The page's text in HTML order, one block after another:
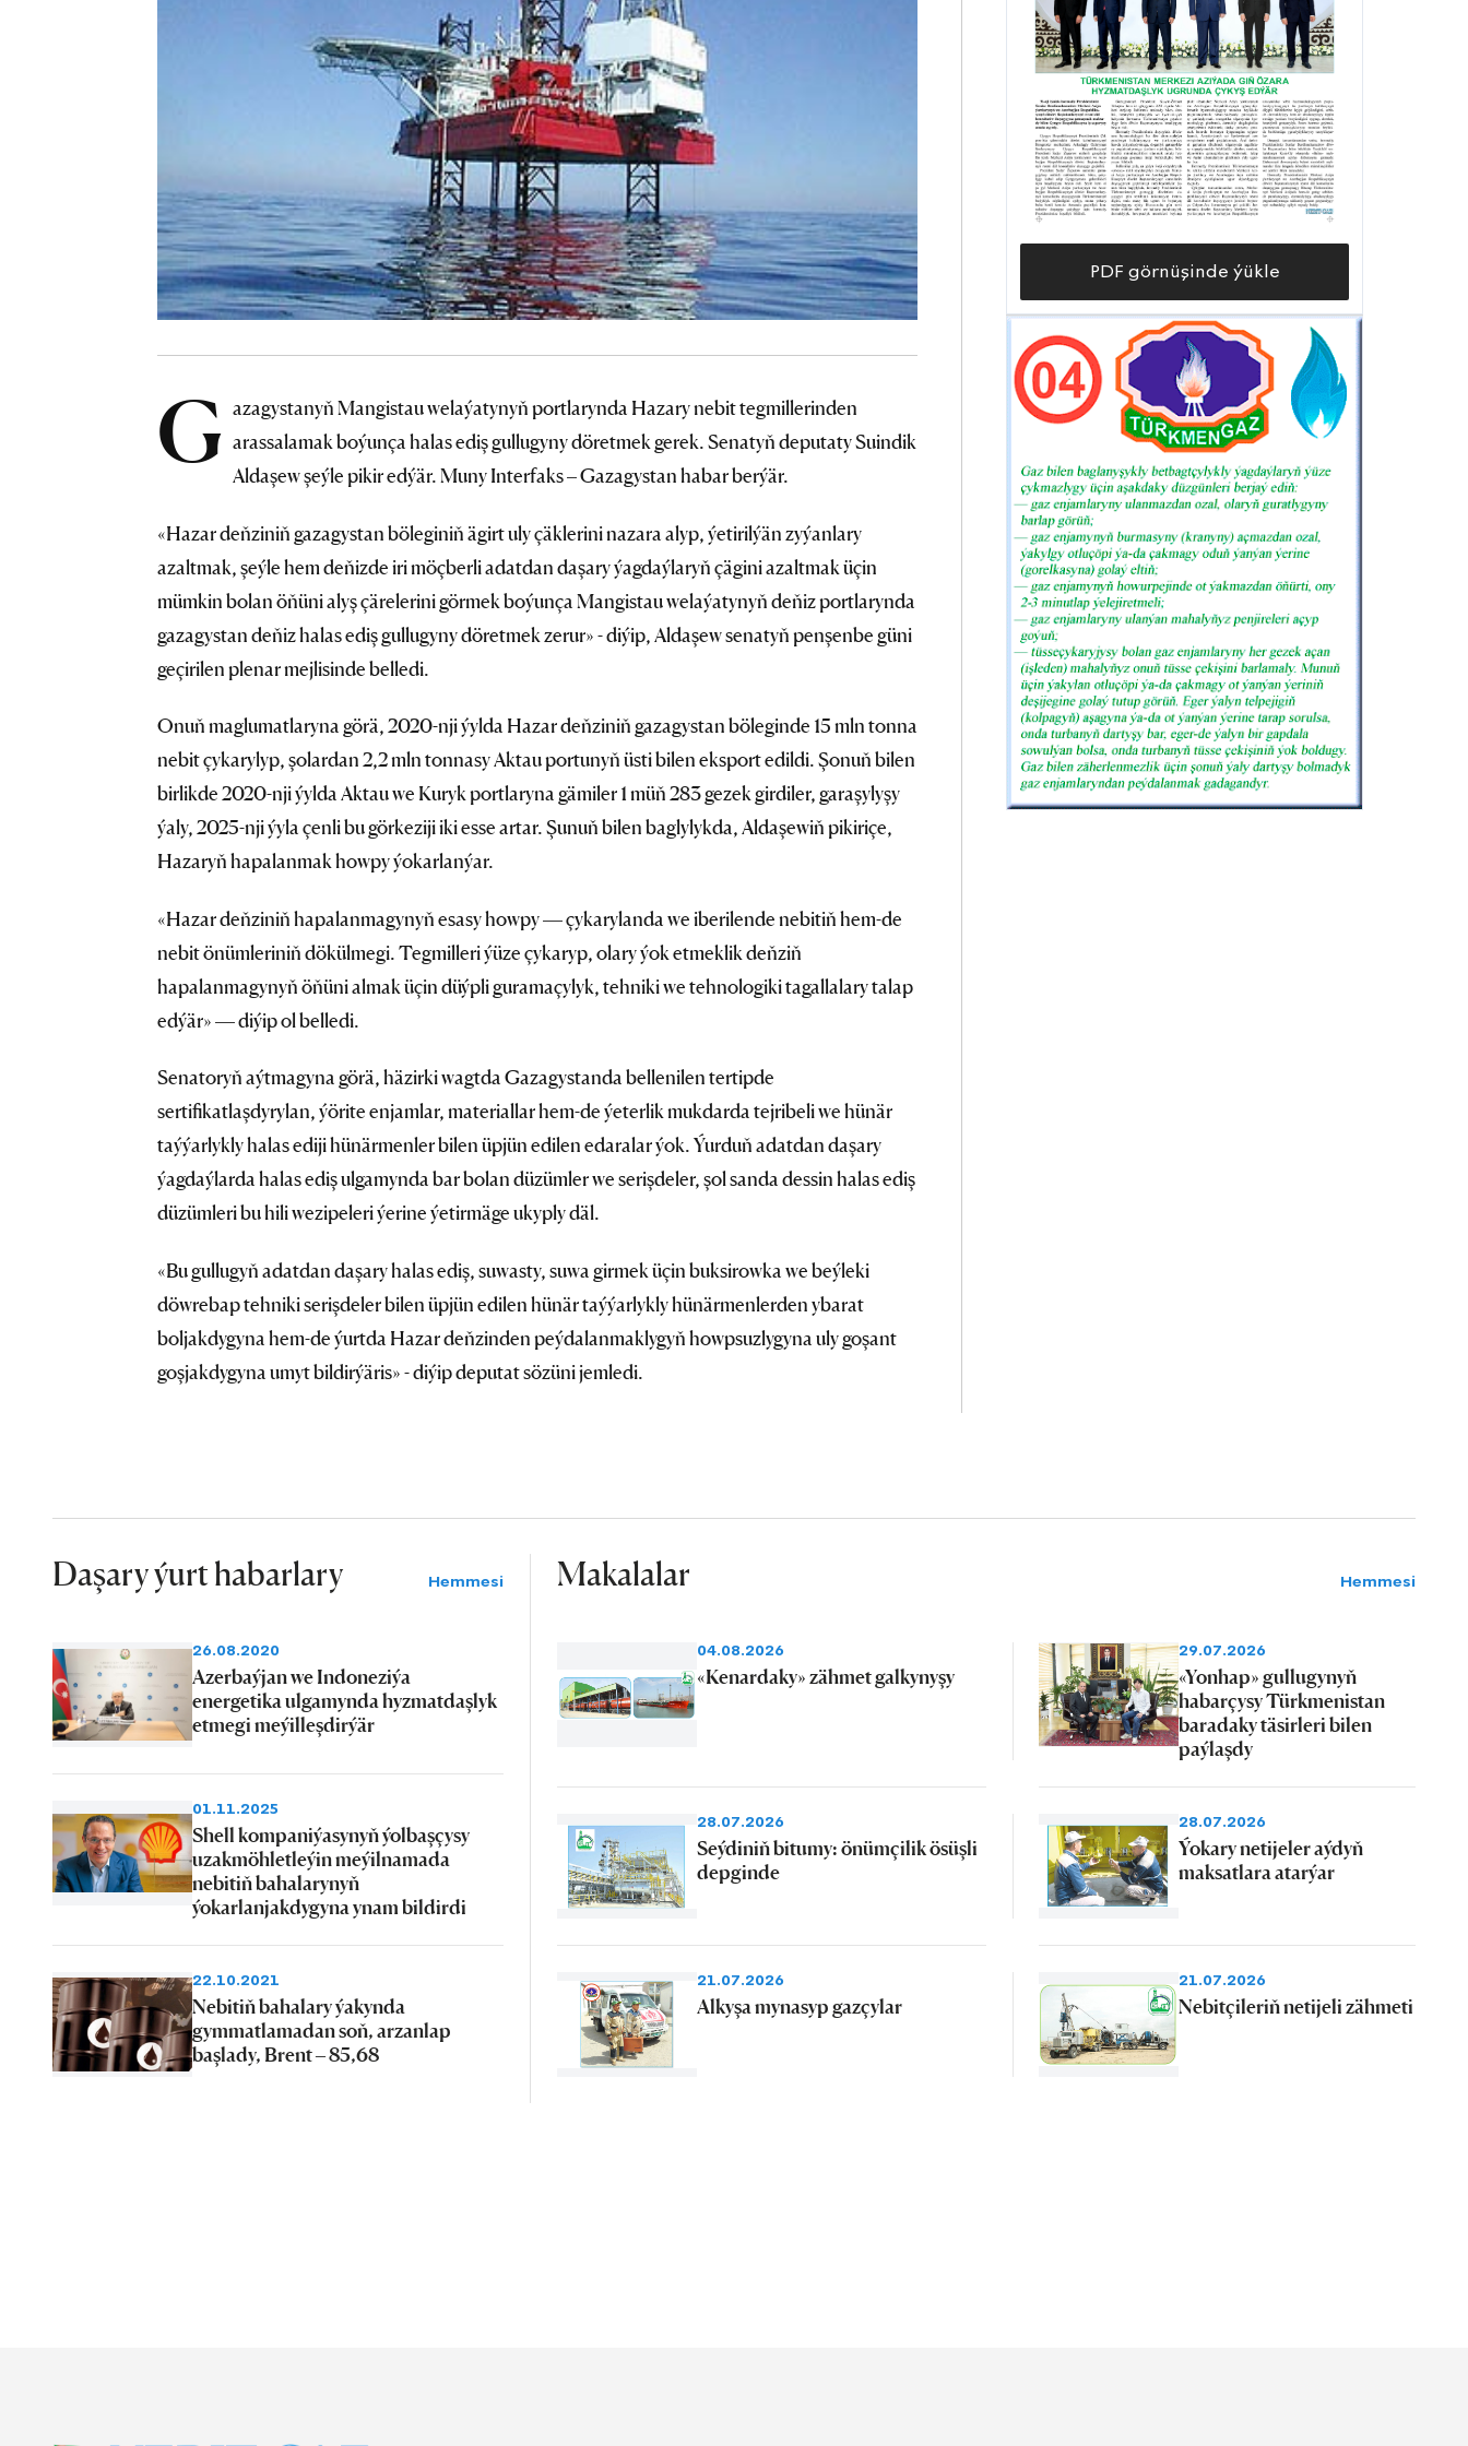
G azagystanyň Mangistau welaýatynyň portlarynda Hazary nebit tegmillerinden
arassalamak boýunça halas ediş gullugyny döretmek gerek. Senatyň deputaty Suindik
Aldaşew şeýle pikir edýär. Muny Interfaks – Gazagystan habar berýär.
«Hazar deňziniň gazagystan böleginiň ägirt uly çäklerini nazara alyp, ýetirilýän zyýanlary
azaltmak, şeýle hem deňizde iri möçberli adatdan daşary ýagdaýlaryň çägini azaltmak üçin
mümkin bolan öňüni alyş çärelerini görmek boýunça Mangistau welaýatynyň deňiz portlarynda
gazagystan deňiz halas ediş gullugyny döretmek zerur» - diýip, Aldaşew senatyň penşenbe güni
geçirilen plenar mejlisinde belledi.
Onuň maglumatlaryna görä, 2020-nji ýylda Hazar deňziniň gazagystan böleginde 15 mln tonna
nebit çykarylyp, şolardan 2,2 mln tonnasy Aktau portunyň üsti bilen eksport edildi. Şonuň bilen
birlikde 2020-nji ýylda Aktau we Kuryk portlaryna gämiler 1 müň 283 gezek girdiler, garaşylyşy
ýaly, 2025-nji ýyla çenli bu görkeziji iki esse artar. Şunuň bilen baglylykda, Aldaşewiň pikiriçe,
Hazaryň hapalanmak howpy ýokarlanýar.
«Hazar deňziniň hapalanmagynyň esasy howpy — çykarylanda we iberilende nebitiň hem-de
nebit önümleriniň dökülmegi. Tegmilleri ýüze çykaryp, olary ýok etmeklik deňziň
hapalanmagynyň öňüni almak üçin düýpli guramaçylyk, tehniki we tehnologiki tagallalary talap
edýär» — diýip ol belledi.
Senatoryň aýtmagyna görä, häzirki wagtda Gazagystanda bellenilen tertipde
sertifikatlaşdyrylan, ýörite enjamlar, materiallar hem-de ýeterlik mukdarda tejribeli we hünär
taýýarlykly halas ediji hünärmenler bilen üpjün edilen edaralar ýok. Ýurduň adatdan daşary
ýagdaýlarda halas ediş ulgamynda bar bolan düzümler we serişdeler, şol sanda dessin halas ediş
düzümleri bu hili wezipeleri ýerine ýetirmäge ukyply däl.
«Bu gullugyň adatdan daşary halas ediş, suwasty, suwa girmek üçin buksirowka we beýleki
döwrebap tehniki serişdeler bilen üpjün edilen hünär taýýarlykly hünärmenlerden ybarat
boljakdygyna hem-de ýurtda Hazar deňzinden peýdalanmaklygyň howpsuzlygyna uly goşant
goşjakdygyna umyt bildirýäris» - diýip deputat sözüni jemledi.
PDF görnüşinde ýükle
Daşary ýurt habarlary Hemmesi
26.08.2020
Azerbaýjan we Indoneziýa
energetika ulgamynda hyzmatdaşlyk
etmegi meýilleşdirýär
01.11.2025
Shell kompaniýasynyň ýolbaşçysy
uzakmöhletleýin meýilnamada
nebitiň bahalarynyň
ýokarlanjakdygyna ynam bildirdi
22.10.2021
Nebitiň bahalary ýakynda
gymmatlamadan soň, arzanlap
başlady, Brent – 85,68
Makalalar Hemmesi
04.08.2026
«Kenardaky» zähmet galkynyşy
29.07.2026
«Yonhap» gullugynyň
habarçysy Türkmenistan
baradaky täsirleri bilen
paýlaşdy
28.07.2026
Seýdiniň bitumy: önümçilik ösüşli
depginde
28.07.2026
Ýokary netijeler aýdyň
maksatlara atarýar
21.07.2026
Alkyşa mynasyp gazçylar
21.07.2026
Nebitçileriň netijeli zähmeti